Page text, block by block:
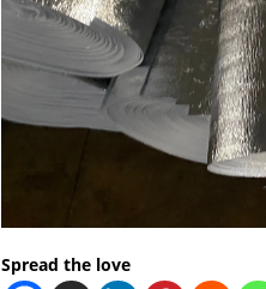
Spread the love